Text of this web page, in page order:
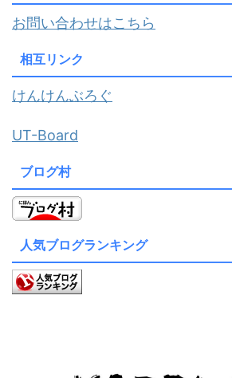
お問い合わせはこちら
相互リンク
けんけんぶろぐ
UT-Board
ブログ村
人気ブログランキング